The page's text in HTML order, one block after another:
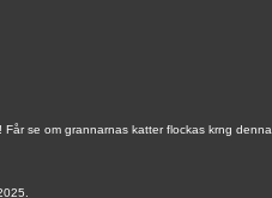
se om grannarnas katter flockas krng denna